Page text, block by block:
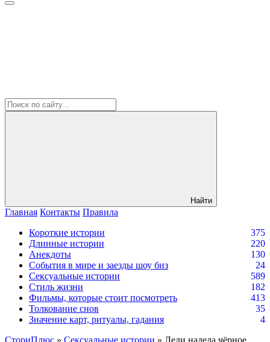
Найти
Главная Контакты Правила
Короткие истории
375
Длинные истории
220
Анекдоты
130
События в мире и заезды шоу биз
24
Сексуальные истории
589
Стиль жизни
182
Фильмы, которые стоит посмотреть
413
Толкование снов
35
Значение карт, ритуалы, гадания
4
СториПлюс » Сексуальные истории » Леди надела чёрное